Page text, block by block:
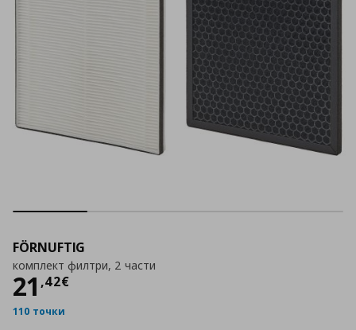
FÖRNUFTIG
комплект филтри, 2 части
21 ,42€
Цена
110 точки